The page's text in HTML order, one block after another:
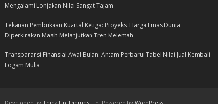
Mengalami Lonjakan Nilai Sangat Tajam
Tekanan Pembukaan Kuartal Ketiga: Proyeksi Harga Emas Dunia
Diperkirakan Masih Melanjutkan Tren Melemah
Transparansi Finansial Awal Bulan: Antam Perbarui Tabel Nilai Jual Kembali
Logam Mulia
Developed by Think Up Themes Ltd . Powered by WordPress